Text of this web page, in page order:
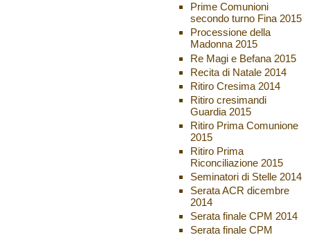
Prime Comunioni
secondo turno Fina 2015
Processione della
Madonna 2015
Re Magi e Befana 2015
Recita di Natale 2014
Ritiro Cresima 2014
Ritiro cresimandi
Guardia 2015
Ritiro Prima Comunione
2015
Ritiro Prima
Riconciliazione 2015
Seminatori di Stelle 2014
Serata ACR dicembre
2014
Serata finale CPM 2014
Serata finale CPM